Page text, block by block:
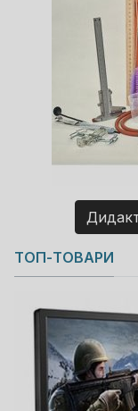
Copyright
JoomShopping
ТОП-ТОВАРИ